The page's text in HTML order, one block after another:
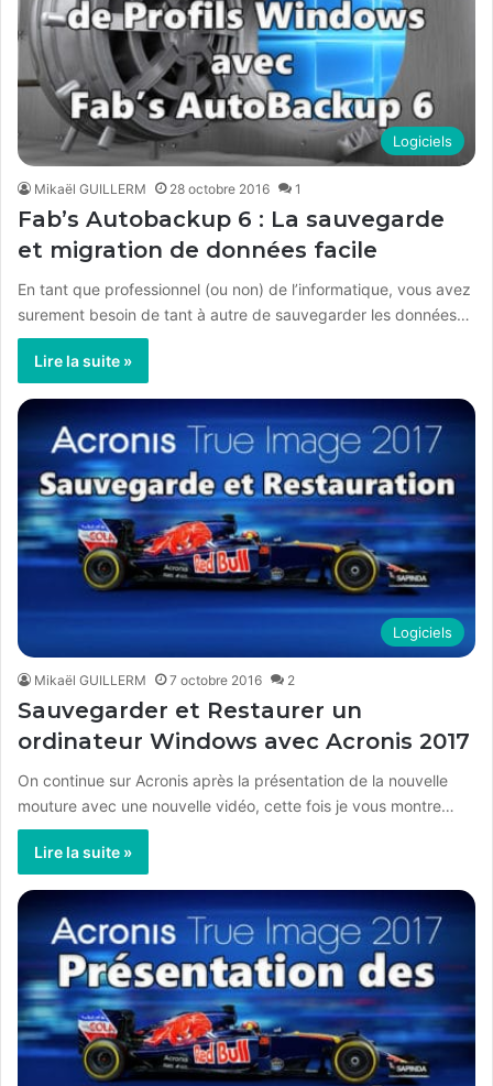
Logiciels
Mikaël GUILLERM 28 octobre 2016 1
Fab’s Autobackup 6 : La sauvegarde
et migration de données facile
En tant que professionnel (ou non) de l’informatique, vous avez
surement besoin de tant à autre de sauvegarder les données…
Lire la suite »
Logiciels
Mikaël GUILLERM 7 octobre 2016 2
Sauvegarder et Restaurer un
ordinateur Windows avec Acronis 2017
On continue sur Acronis après la présentation de la nouvelle
mouture avec une nouvelle vidéo, cette fois je vous montre…
Lire la suite »